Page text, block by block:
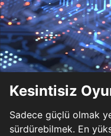
Kesintisiz
Sadece güçlü olmak
sürdürebilmek. En